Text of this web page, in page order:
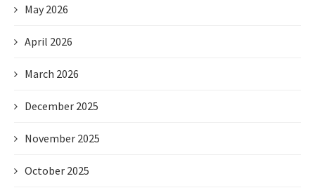
May 2026
April 2026
March 2026
December 2025
November 2025
October 2025